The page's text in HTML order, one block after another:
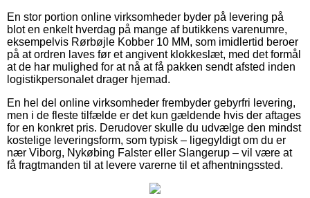
En stor portion online virksomheder byder på levering på
blot en enkelt hverdag på mange af butikkens varenumre,
eksempelvis Rørbøjle Kobber 10 MM, som imidlertid beroer
på at ordren laves før et angivent klokkeslæt, med det formål
at de har mulighed for at nå at få pakken sendt afsted inden
logistikpersonalet drager hjemad.
En hel del online virksomheder frembyder gebyrfri levering,
men i de fleste tilfælde er det kun gældende hvis der aftages
for en konkret pris. Derudover skulle du udvælge den mindst
kostelige leveringsform, som typisk – ligegyldigt om du er
nær Viborg, Nykøbing Falster eller Slangerup – vil være at
få fragtmanden til at levere varerne til et afhentningssted.